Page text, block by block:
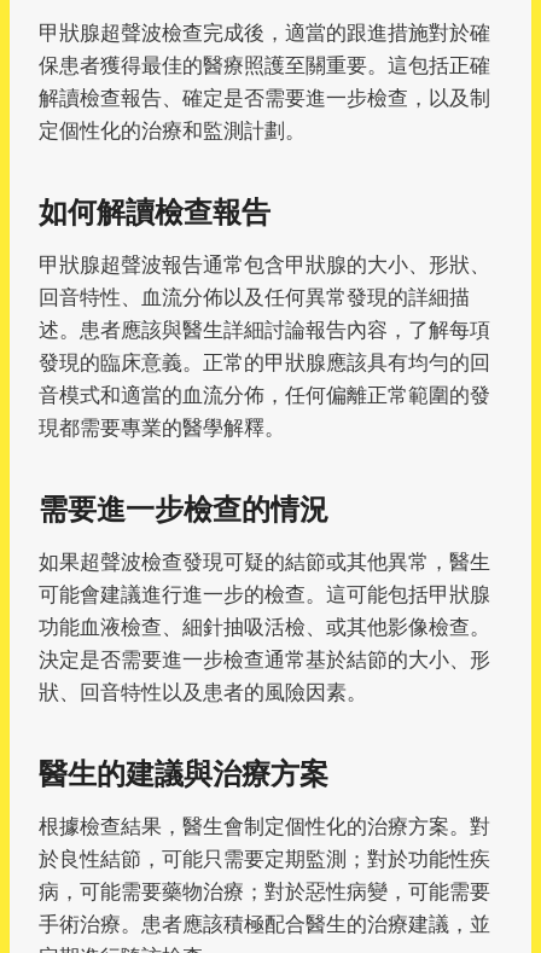
甲狀腺超聲波檢查完成後，適當的跟進措施對於確
保患者獲得最佳的醫療照護至關重要。這包括正確
解讀檢查報告、確定是否需要進一步檢查，以及制
定個性化的治療和監測計劃。
如何解讀檢查報告
甲狀腺超聲波報告通常包含甲狀腺的大小、形狀、
回音特性、血流分佈以及任何異常發現的詳細描
述。患者應該與醫生詳細討論報告內容，了解每項
發現的臨床意義。正常的甲狀腺應該具有均勻的回
音模式和適當的血流分佈，任何偏離正常範圍的發
現都需要專業的醫學解釋。
需要進一步檢查的情況
如果超聲波檢查發現可疑的結節或其他異常，醫生
可能會建議進行進一步的檢查。這可能包括甲狀腺
功能血液檢查、細針抽吸活檢、或其他影像檢查。
決定是否需要進一步檢查通常基於結節的大小、形
狀、回音特性以及患者的風險因素。
醫生的建議與治療方案
根據檢查結果，醫生會制定個性化的治療方案。對
於良性結節，可能只需要定期監測；對於功能性疾
病，可能需要藥物治療；對於惡性病變，可能需要
手術治療。患者應該積極配合醫生的治療建議，並